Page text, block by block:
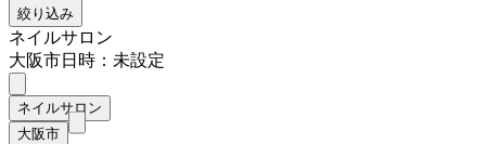
絞り込み
ネイルサロン
大阪市日時：未設定
ネイルサロン
大阪市